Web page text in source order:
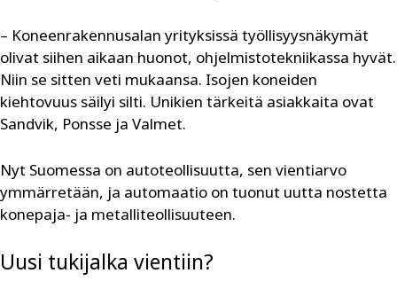
– Koneenrakennusalan yrityksissä työllisyysnäkymät
olivat siihen aikaan huonot, ohjelmistotekniikassa hyvät.
Niin se sitten veti mukaansa. Isojen koneiden
kiehtovuus säilyi silti. Unikien tärkeitä asiakkaita ovat
Sandvik, Ponsse ja Valmet.
Nyt Suomessa on autoteollisuutta, sen vientiarvo
ymmärretään, ja automaatio on tuonut uutta nostetta
konepaja- ja metalli­teollisuuteen.
Uusi tukijalka vientiin?